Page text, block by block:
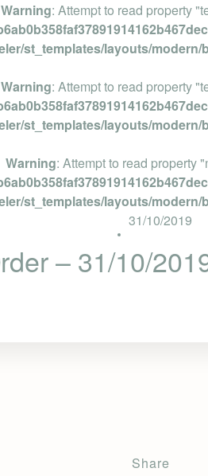
Warning: Attempt to read property
st_templates/layouts/
Warning: Attempt to read property
st_templates/layouts/
Warning: Attempt to read property
st_templates/layouts/
31/10/2019
– 31/10/
Share